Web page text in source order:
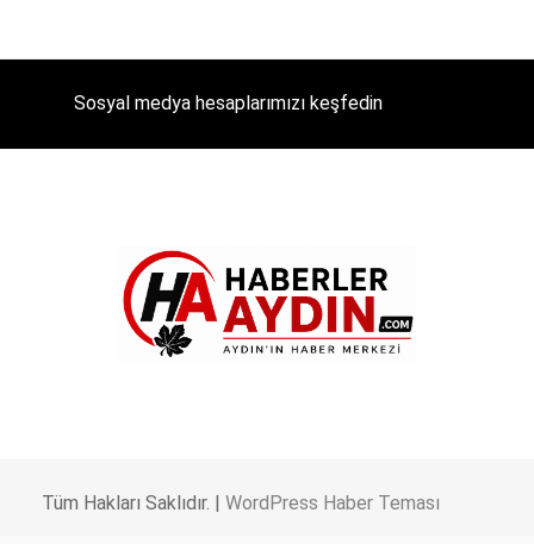
Sosyal medya hesaplarımızı keşfedin
Tüm Hakları Saklıdır. | WordPress Haber Teması